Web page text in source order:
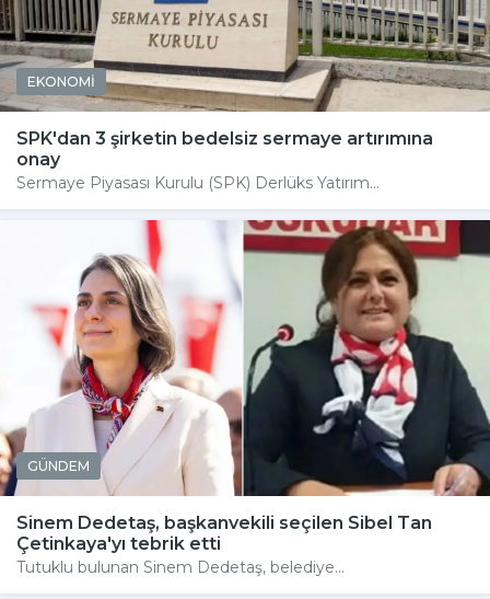
EKONOMİ
SPK'dan 3 şirketin bedelsiz sermaye artırımına
onay
Sermaye Piyasası Kurulu (SPK) Derlüks Yatırım...
GÜNDEM
Sinem Dedetaş, başkanvekili seçilen Sibel Tan
Çetinkaya'yı tebrik etti
Tutuklu bulunan Sinem Dedetaş, belediye...